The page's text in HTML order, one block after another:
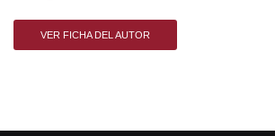
VER FICHA DEL AUTOR